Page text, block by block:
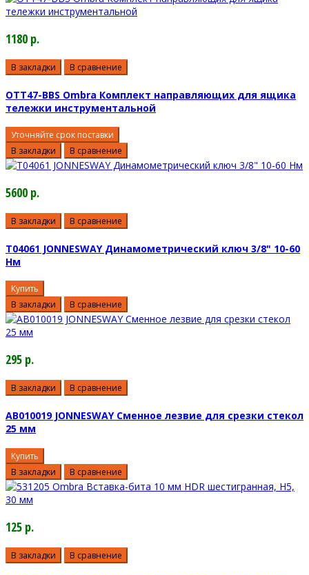
1180 р.
В закладки В сравнение
OTT47-BBS Ombra Комплект направляющих для ящика
тележки инструментальной
Уточняйте срок поставки
В закладки
В сравнение
5600 р.
В закладки В сравнение
T04061 JONNESWAY Динамометрический ключ 3/8" 10-60
Нм
Купить
В закладки
В сравнение
295 р.
В закладки В сравнение
AB010019 JONNESWAY Сменное лезвие для срезки стекол
25 мм
Купить
В закладки
В сравнение
125 р.
В закладки В сравнение